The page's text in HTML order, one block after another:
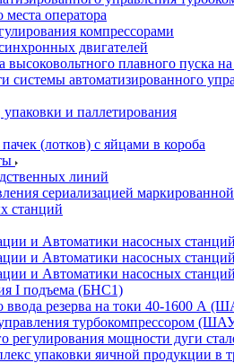
оператора
компрессорами
двигателей
высоковольтного плавного пуска
системы автоматизированного
и паллетирования
(лотков) с яйцами в короба
линий
сериализацией
станций
и Автоматики насосных
и Автоматики насосных
и Автоматики насосных
I подъема (БНС1)
ввода резерва на токи 40-1600 А
турбокомпрессором
регулирования мощности дуги
упаковки яичной продукции